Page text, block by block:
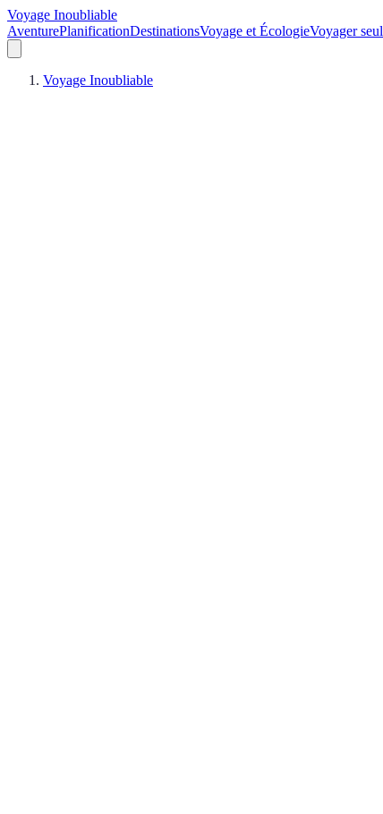
Voyage Inoubliable
AventurePlanificationDestinationsVoyage et ÉcologieVoyager seul
Voyage Inoubliable